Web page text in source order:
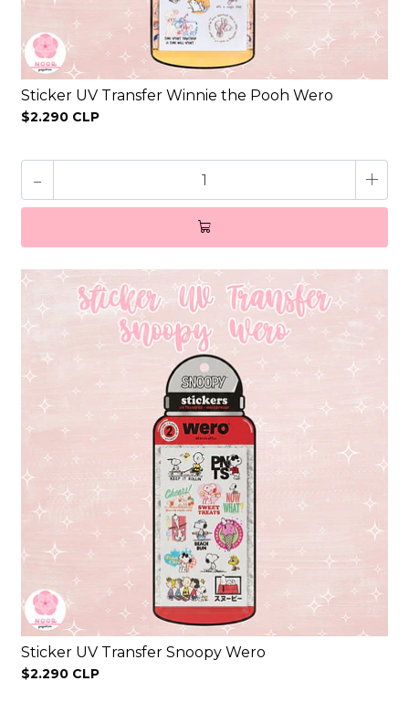
Sticker UV Transfer Winnie the Pooh Wero
$2.290 CLP
- +
Sticker UV Transfer Snoopy Wero
$2.290 CLP